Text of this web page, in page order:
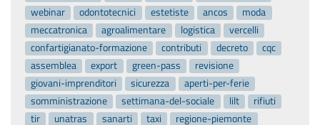
webinar
odontotecnici estetiste ancos
moda
meccatronica
agroalimentare logistica
vercelli
confartigianato-formazione
contributi decreto
cqc
assemblea
export green-pass
revisione
giovani-imprenditori
sicurezza
aperti-per-ferie
somministrazione
settimana-del-sociale lilt
rifiuti
tir
unatras sanarti taxi
regione-piemonte